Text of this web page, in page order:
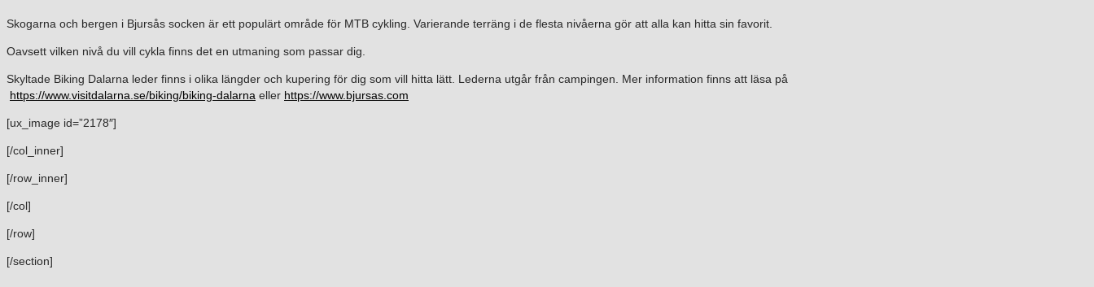
Skogarna och bergen i Bjursås socken är ett populärt område för MTB cykling. Varierande terräng i de flesta nivåerna gör att alla kan hitta sin favorit.
Oavsett vilken nivå du vill cykla finns det en utmaning som passar dig.
Skyltade Biking Dalarna leder finns i olika längder och kupering för dig som vill hitta lätt. Lederna utgår från campingen. Mer information finns att läsa på
https://www.visitdalarna.se/biking/biking-dalarna eller https://www.bjursas.com
[ux_image id=”2178″]
[/col_inner]
[/row_inner]
[/col]
[/row]
[/section]